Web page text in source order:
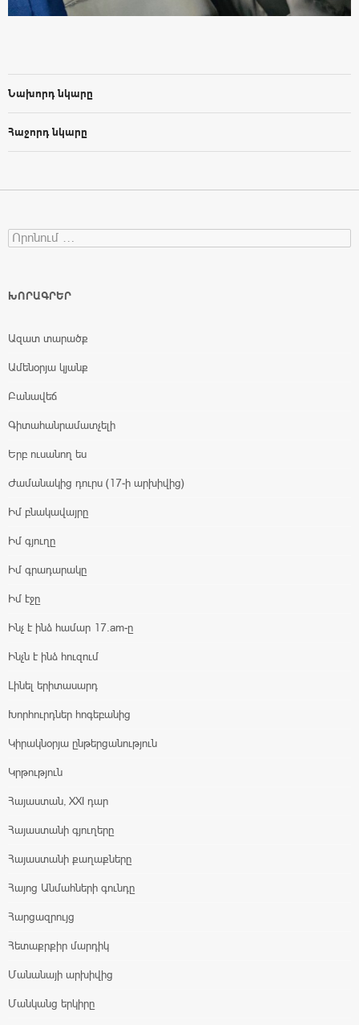
Նախորդ նկարը
Հաջորդ նկարը
Search for:
ԽՈՐԱԳՐԵՐ
Ազատ տարածք
Ամենօրյա կյանք
Բանավեճ
Գիտահանրամատչելի
Երբ ուսանող ես
Ժամանակից դուրս (17-ի արխիվից)
Իմ բնակավայրը
Իմ գյուղը
Իմ գրադարակը
Իմ էջը
Ինչ է ինձ համար 17.am-ը
Ինչն է ինձ հուզում
Լինել երիտասարդ
Խորհուրդներ հոգեբանից
Կիրակնօրյա ընթերցանություն
Կրթություն
Հայաստան, XXI դար
Հայաստանի գյուղերը
Հայաստանի քաղաքները
Հայոց Անմահների գունդը
Հարցազրույց
Հետաքրքիր մարդիկ
Մանանայի արխիվից
Մանկանց երկիրը